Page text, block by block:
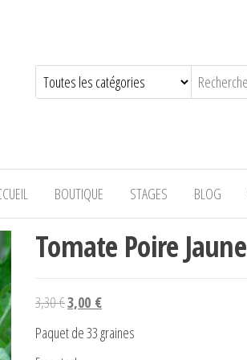
BOUTIQUE STAGES BLOG
Tomate Poire Jaune
3,30€Le prix initial était : 3,30 €.
3,00 €Le prix actuel est : 3,00 €.
Paquet de 33 graines